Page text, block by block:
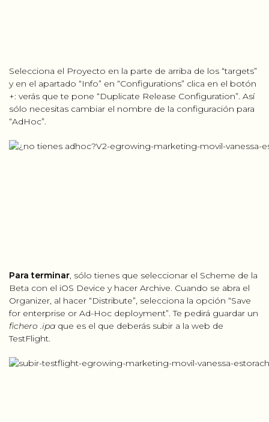
Selecciona el Proyecto en la parte de arriba de los “targets”
y en el apartado “Info” en “Configurations” clica en el botón
+: verás que te pone “Duplicate Release Configuration”. Así
sólo necesitas cambiar el nombre de la configuración para
“AdHoc”.
Para terminar, sólo tienes que seleccionar el Scheme de la
Beta con el iOS Device y hacer Archive. Cuando se abra el
Organizer, al hacer “Distribute”, selecciona la opción “Save
for enterprise or Ad-Hoc deployment”. Te pedirá guardar un
fichero .ipa que es el que deberás subir a la web de
TestFlight.